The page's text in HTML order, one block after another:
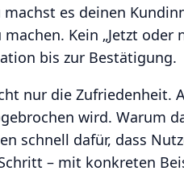
es deinen
Kein „Jetzt oder
bis zur Bestätigung.
nur die Zufriedenheit.
wird. Warum
schnell dafür, dass
– mit konkreten